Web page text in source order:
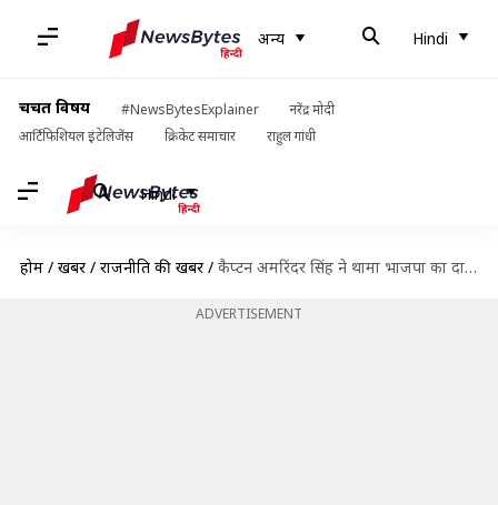
अन्य Hindi
चर्चित विषय #NewsBytesExplainer
नरेंद्र मोदी
आर्टिफिशियल इंटेलिजेंस
क्रिकेट समाचार राहुल गांधी
Hindi
होम / खबरें / राजनीति की खबरें / कैप्टन अमरिंदर सिंह ने थामा भाजपा का दामन, अपनी पार्टी का भी विलय किया
ADVERTISEMENT